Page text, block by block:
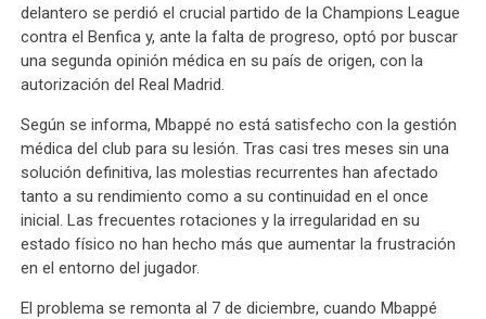
delantero se perdió el crucial partido de la Champions League
contra el Benfica y, ante la falta de progreso, optó por buscar
una segunda opinión médica en su país de origen, con la
autorización del Real Madrid.
Según se informa, Mbappé no está satisfecho con la gestión
médica del club para su lesión. Tras casi tres meses sin una
solución definitiva, las molestias recurrentes han afectado
tanto a su rendimiento como a su continuidad en el once
inicial. Las frecuentes rotaciones y la irregularidad en su
estado físico no han hecho más que aumentar la frustración
en el entorno del jugador.
El problema se remonta al 7 de diciembre, cuando Mbappé